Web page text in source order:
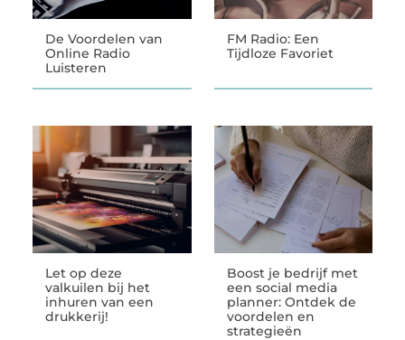
De Voordelen van
Online Radio
Luisteren
FM Radio: Een
Tijdloze Favoriet
Let op deze
valkuilen bij het
inhuren van een
drukkerij!
Boost je bedrijf met
een social media
planner: Ontdek de
voordelen en
strategieën